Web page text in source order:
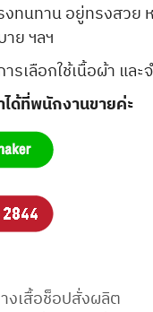
ทนทาน อยู่ทรงสวย
ย ฯลฯ
รเลือกใช้เนื้อผ้า แล
ด้ที่พนักงานขายค่ะ
งเสื้อช็อปสั่งผลิต